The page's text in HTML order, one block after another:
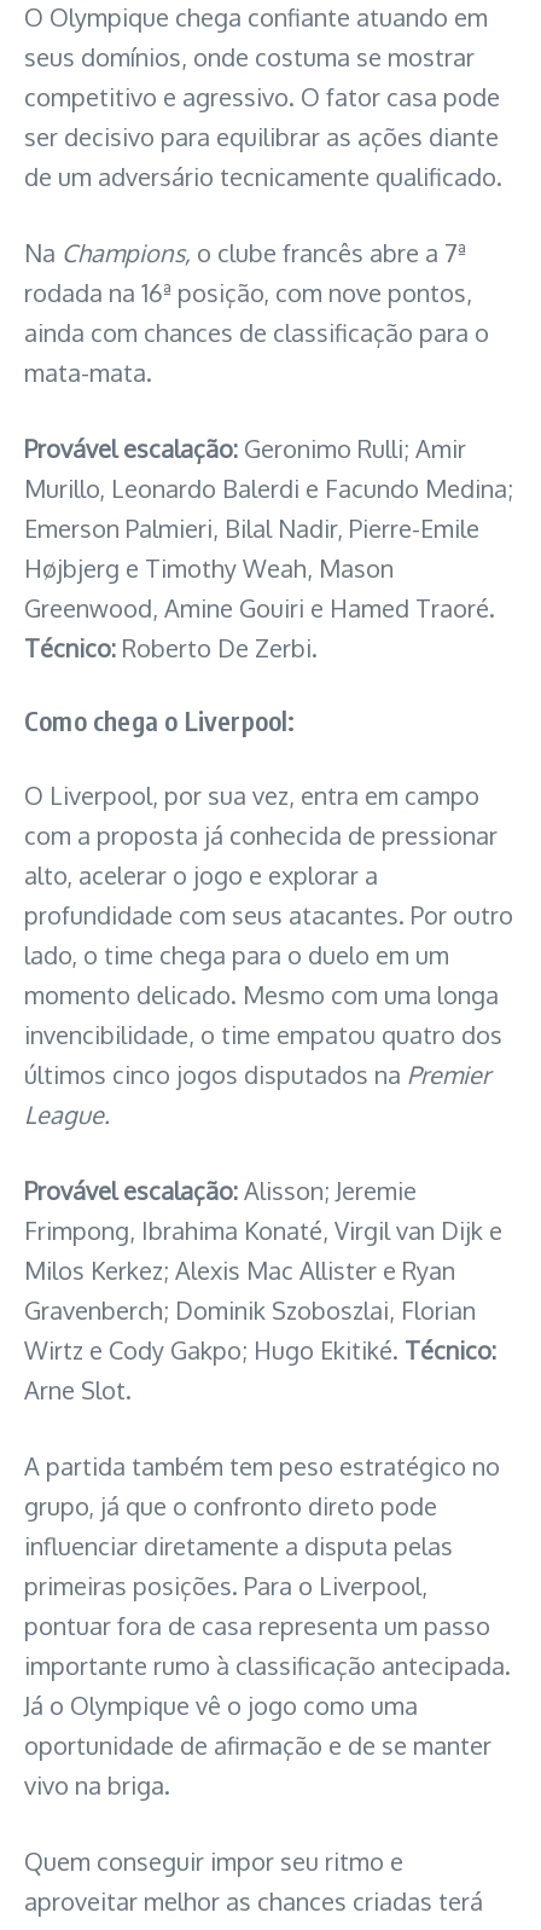
O Olympique chega confiante atuando em
seus domínios, onde costuma se mostrar
competitivo e agressivo. O fator casa pode
ser decisivo para equilibrar as ações diante
de um adversário tecnicamente qualificado.
Na Champions, o clube francês abre a 7ª
rodada na 16ª posição, com nove pontos,
ainda com chances de classificação para o
mata-mata.
Provável escalação: Geronimo Rulli; Amir
Murillo, Leonardo Balerdi e Facundo Medina;
Emerson Palmieri, Bilal Nadir, Pierre-Emile
Højbjerg e Timothy Weah, Mason
Greenwood, Amine Gouiri e Hamed Traoré.
Técnico: Roberto De Zerbi.
Como chega o Liverpool:
O Liverpool, por sua vez, entra em campo
com a proposta já conhecida de pressionar
alto, acelerar o jogo e explorar a
profundidade com seus atacantes. Por outro
lado, o time chega para o duelo em um
momento delicado. Mesmo com uma longa
invencibilidade, o time empatou quatro dos
últimos cinco jogos disputados na Premier
League.
Provável escalação:Alisson; Jeremie
Frimpong, Ibrahima Konaté, Virgil van Dijk e
Milos Kerkez; Alexis Mac Allister e Ryan
Gravenberch; Dominik Szoboszlai, Florian
Wirtz e Cody Gakpo; Hugo Ekitiké. Técnico:
Arne Slot.
A partida também tem peso estratégico no
grupo, já que o confronto direto pode
influenciar diretamente a disputa pelas
primeiras posições. Para o Liverpool,
pontuar fora de casa representa um passo
importante rumo à classificação antecipada.
Já o Olympique vê o jogo como uma
oportunidade de afirmação e de se manter
vivo na briga.
Quem conseguir impor seu ritmo e
aproveitar melhor as chances criadas terá